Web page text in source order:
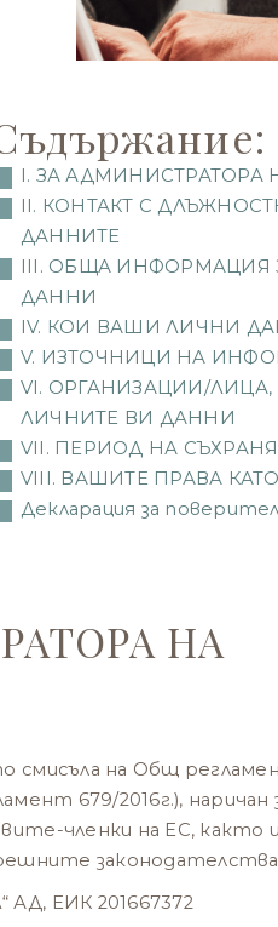
I. ЗА
II. КОНТАКТ С
ДАННИТЕ
III. ОБЩА ИНФОРМАЦИЯ
ДАННИ
IV. КОИ ВАШИ ЛИЧНИ
V. ИЗТОЧНИЦИ НА
VI. ОРГАНИЗАЦИИ/
ЛИЧНИТЕ ВИ ДАННИ
VII. ПЕРИОД НА
VIII. ВАШИТЕ ПРАВА
Декларация за
НА
смисъла на Общ
679/2016г.), наричан
членки на ЕС, както и
ЕИК 201667372